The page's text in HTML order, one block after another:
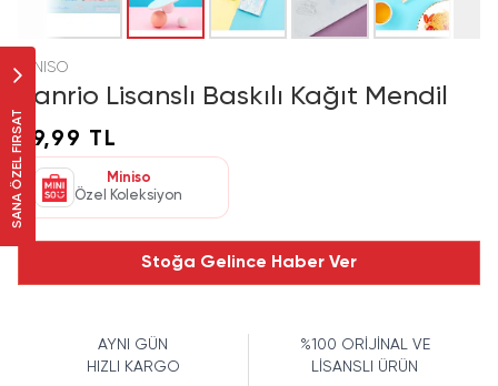
SANA ÖZEL FIRSAT
MINISO
Sanrio Lisanslı Baskılı Kağıt Mendil
59,99 TL
Miniso
Özel Koleksiyon
Stoğa Gelince Haber Ver
AYNI GÜN
HIZLI KARGO
%100 ORİJİNAL VE
LİSANSLI ÜRÜN